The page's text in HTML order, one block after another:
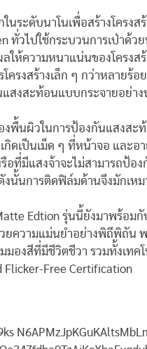
ในระดับนาโนเพื่อสร้างโค
ทั่วไปใช้กระบวนการเป่าด้
ห้ความหนาแน่นของโครงส
ครงสร้างเล็ก ๆ กว่าหลาย
สงสะท้อนแบบกระจายอย่า
พื้นผิวในการป้องกันแสงสะ
กิดเป็นเม็ด ๆ ที่หน้าจอ และ
อที่มีแสงจ้าจะไม่สามารถป้อง
นั้นการติดฟิล์มด้านจึงมักเหม
Edtion รุ่นนี้ยังมาพร้อมกั
ยความแม่นยำอย่างพิถีพิถัน
มองสีที่มีชีวิตชีวา รวมทั้งเท
Flicker-Free Certification